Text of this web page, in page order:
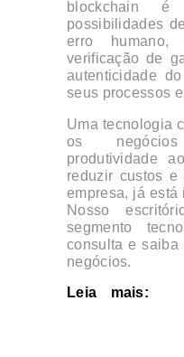
blockchain
possibilidades
erro
verificação de
autenticidade
seus processos
Uma tecnologia
os
produtividade
reduzir custos
empresa, já está
Nosso
segmento
consulta e saiba
negócios.
Leia mais: